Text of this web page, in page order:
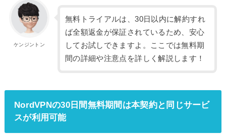
ケンジントン
無料トライアルは、30日以内に解約すれ
ば全額返金が保証されているため、安心
してお試しできますよ。ここでは無料期
間の詳細や注意点を詳しく解説します！
NordVPNの30日間無料期間は本契約と同じサービ
スが利用可能